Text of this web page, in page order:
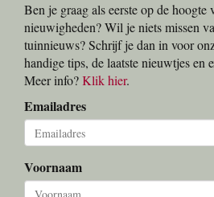
Ben je graag als eerste op de hoogte
nieuwigheden? Wil je niets missen
tuinnieuws? Schrijf je dan in voor
handige tips, de laatste nieuwtjes en
Meer info?Klik hier.
Emailadres
Voornaam